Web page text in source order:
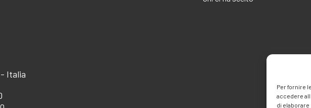
Per fornire
accedere
di
- Italia